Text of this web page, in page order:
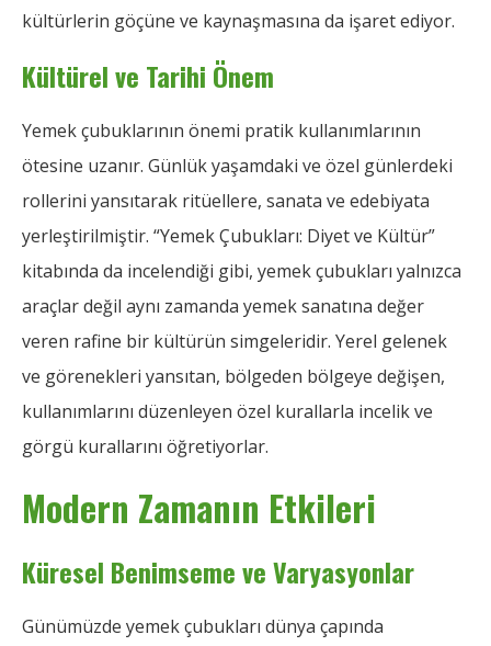
kültürlerin göçüne ve kaynaşmasına da işaret ediyor.
Kültürel ve Tarihi Önem
Yemek çubuklarının önemi pratik kullanımlarının
ötesine uzanır. Günlük yaşamdaki ve özel günlerdeki
rollerini yansıtarak ritüellere, sanata ve edebiyata
yerleştirilmiştir. “Yemek Çubukları: Diyet ve Kültür”
kitabında da incelendiği gibi, yemek çubukları yalnızca
araçlar değil aynı zamanda yemek sanatına değer
veren rafine bir kültürün simgeleridir. Yerel gelenek
ve görenekleri yansıtan, bölgeden bölgeye değişen,
kullanımlarını düzenleyen özel kurallarla incelik ve
görgü kurallarını öğretiyorlar.
Modern Zamanın Etkileri
Küresel Benimseme ve Varyasyonlar
Günümüzde yemek çubukları dünya çapında